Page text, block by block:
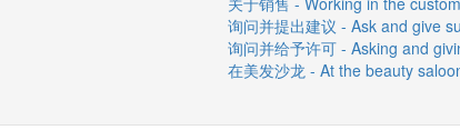
询问并提出建议 - Ask and give
询问并给予许可 - Asking and
在美发沙龙 - At the beauty